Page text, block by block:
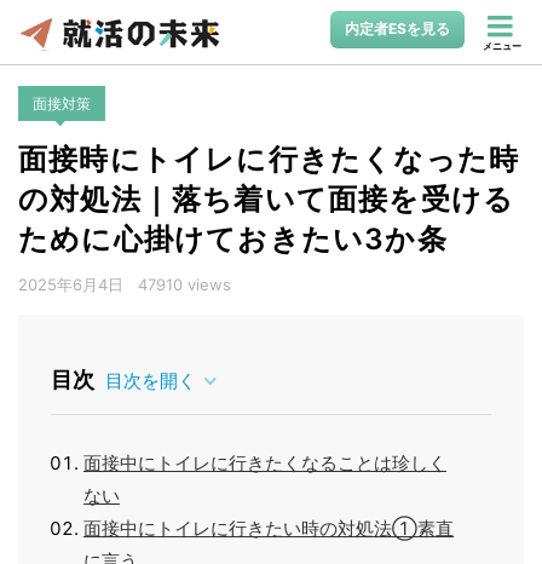
内定者ESを見る
メニュー
面接対策
面接時にトイレに行きたくなった時
の対処法｜落ち着いて面接を受ける
ために心掛けておきたい3か条
2025年6月4日 47910 views
目次 目次を開く
面接中にトイレに行きたくなることは珍しく
ない
面接中にトイレに行きたい時の対処法①素直